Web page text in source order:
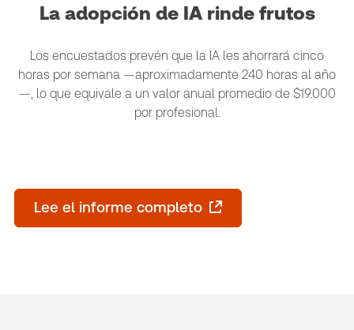
La adopción de IA rinde frutos
Los encuestados prevén que la IA les ahorrará cinco
horas por semana —aproximadamente 240 horas al año
—, lo que equivale a un valor anual promedio de $19.000
por profesional.
Lee el informe completo